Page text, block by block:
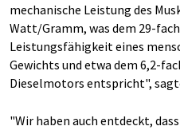
mechanische Leistung des
Watt/Gramm, was dem 29-
Leistungsfähigkeit eines
Gewichts und etwa dem 6,2-
Dieselmotors entspricht",
"Wir haben auch entdeckt,